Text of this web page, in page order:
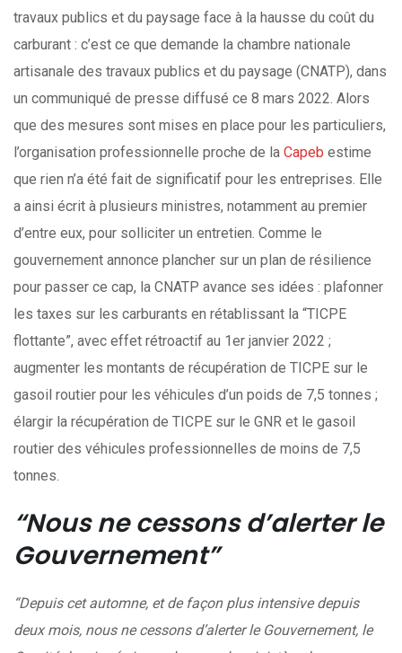
travaux publics et du paysage face à la hausse du coût du
carburant : c’est ce que demande la chambre nationale
artisanale des travaux publics et du paysage (CNATP), dans
un communiqué de presse diffusé ce 8 mars 2022. Alors
que des mesures sont mises en place pour les particuliers,
l’organisation professionnelle proche de la Capeb estime
que rien n’a été fait de significatif pour les entreprises. Elle
a ainsi écrit à plusieurs ministres, notamment au premier
d’entre eux, pour solliciter un entretien. Comme le
gouvernement annonce plancher sur un plan de résilience
pour passer ce cap, la CNATP avance ses idées : plafonner
les taxes sur les carburants en rétablissant la “TICPE
flottante”, avec effet rétroactif au 1er janvier 2022 ;
augmenter les montants de récupération de TICPE sur le
gasoil routier pour les véhicules d’un poids de 7,5 tonnes ;
élargir la récupération de TICPE sur le GNR et le gasoil
routier des véhicules professionnelles de moins de 7,5
tonnes.
“Nous ne cessons d’alerter le
Gouvernement”
“Depuis cet automne, et de façon plus intensive depuis
deux mois, nous ne cessons d’alerter le Gouvernement, le